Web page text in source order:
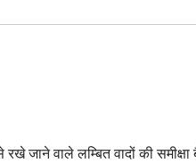
जाने वाले लम्बित वादों की